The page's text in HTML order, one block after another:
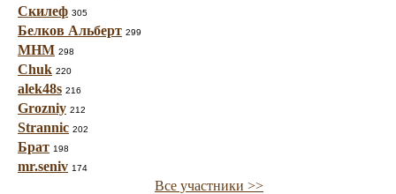
Скилеф 305
Белков Альберт 299
МНМ 298
Chuk 220
alek48s 216
Grozniy 212
Strannic 202
Брат 198
mr.seniv 174
Все участники >>